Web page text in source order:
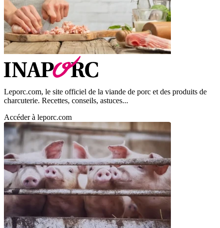
Leporc.com, le site officiel de la viande de porc et des produits de
charcuterie. Recettes, conseils, astuces...
Accéder à leporc.com